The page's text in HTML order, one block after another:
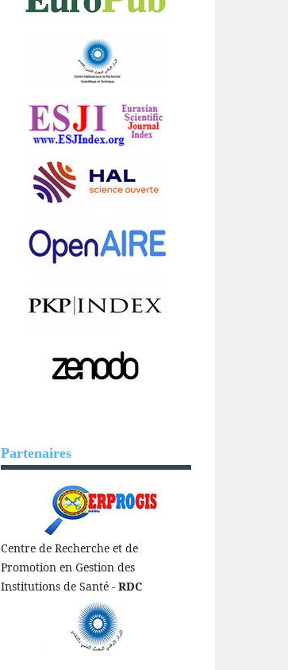
Partenaires
Centre de Recherche et de
Promotion en Gestion des
Institutions de Santé - RDC